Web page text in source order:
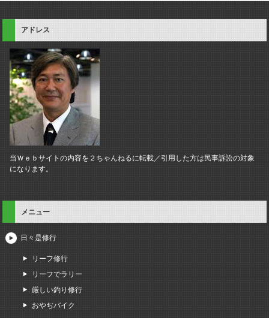
アドレス
当Ｗｅｂサイトの内容を２ちゃんねるに転載／引用した方は民事訴訟の対象
になります。
メニュー
日々是修行
リーフ修行
リーフでラリー
厳しい釣り修行
おやぢバイク